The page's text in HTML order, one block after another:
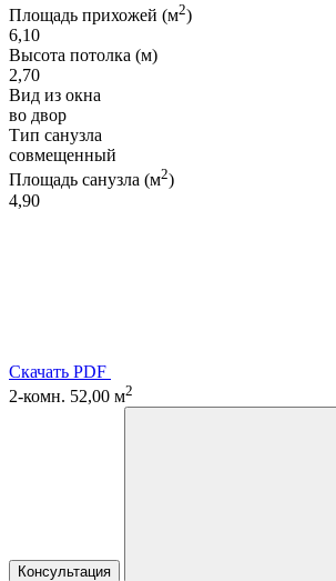
Площадь прихожей (м2)
6,10
Высота потолка (м)
2,70
Вид из окна
во двор
Тип санузла
совмещенный
Площадь санузла (м2)
4,90
Скачать PDF
2-комн. 52,00 м2
Консультация